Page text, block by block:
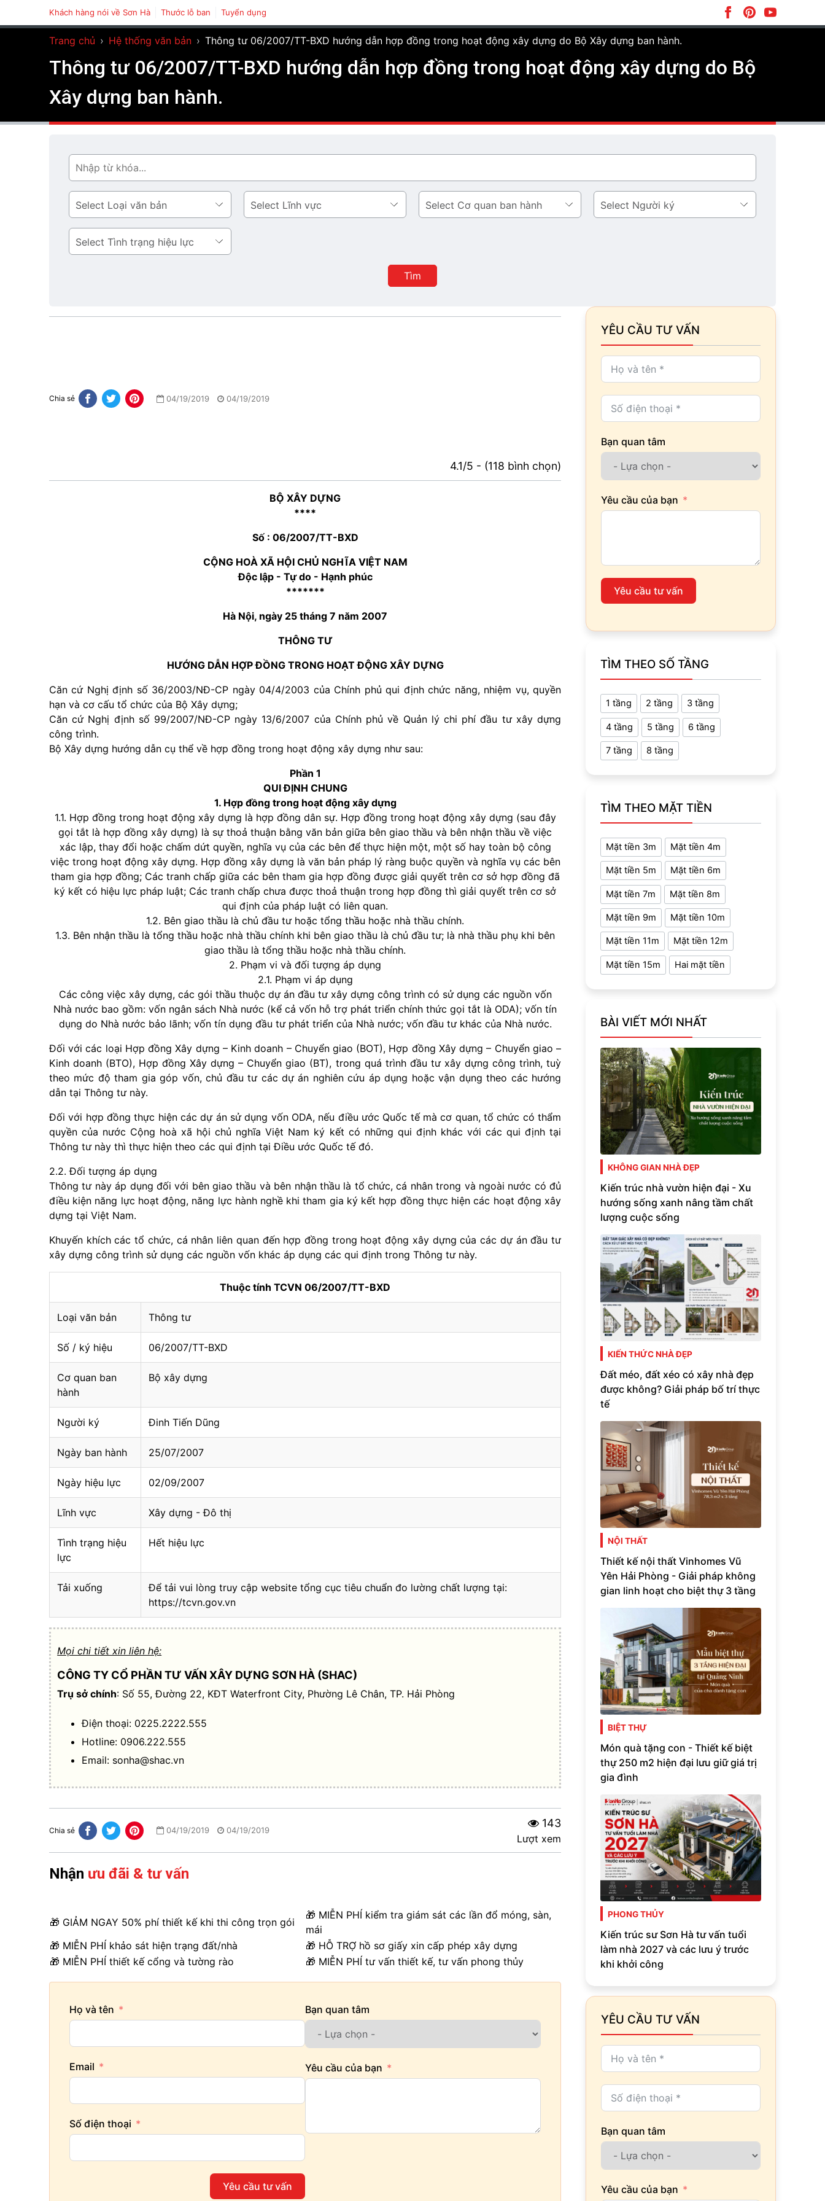
Khách hàng nói về Sơn Hà Thước lỗ ban Tuyển dụng
Trang chủ › Hệ thống văn bản › Thông tư 06/2007/TT-BXD hướng dẫn hợp đồng trong hoạt động xây dựng do Bộ Xây dựng ban hành.
Thông tư 06/2007/TT-BXD hướng dẫn hợp đồng trong hoạt động xây dựng do Bộ
Xây dựng ban hành.
Tìm
Loại
văn
bản
Lĩnh
vực
Cơ
quan
Người
ký
Tình
trạng
Tìm
Chia sẻ 04/19/2019 04/19/2019
4.1/5 - (118 bình chọn)
BỘ XÂY DỰNG
****
Số : 06/2007/TT-BXD
CỘNG HOÀ XÃ HỘI CHỦ NGHĨA VIỆT NAM
Độc lập - Tự do - Hạnh phúc
*******
Hà Nội, ngày 25 tháng 7 năm 2007
THÔNG TƯ
HƯỚNG DẪN HỢP ĐỒNG TRONG HOẠT ĐỘNG XÂY DỰNG
Căn cứ Nghị định số 36/2003/NĐ-CP ngày 04/4/2003 của Chính phủ qui định chức năng, nhiệm vụ, quyền
hạn và cơ cấu tổ chức của Bộ Xây dựng;
Căn cứ Nghị định số 99/2007/NĐ-CP ngày 13/6/2007 của Chính phủ về Quản lý chi phí đầu tư xây dựng
công trình.
Bộ Xây dựng hướng dẫn cụ thể về hợp đồng trong hoạt động xây dựng như sau:
Phần 1
QUI ĐỊNH CHUNG
1. Hợp đồng trong hoạt động xây dựng
1.1. Hợp đồng trong hoạt động xây dựng là hợp đồng dân sự. Hợp đồng trong hoạt động xây dựng (sau đây
gọi tắt là hợp đồng xây dựng) là sự thoả thuận bằng văn bản giữa bên giao thầu và bên nhận thầu về việc
xác lập, thay đổi hoặc chấm dứt quyền, nghĩa vụ của các bên để thực hiện một, một số hay toàn bộ công
việc trong hoạt động xây dựng. Hợp đồng xây dựng là văn bản pháp lý ràng buộc quyền và nghĩa vụ các bên
tham gia hợp đồng; Các tranh chấp giữa các bên tham gia hợp đồng được giải quyết trên cơ sở hợp đồng đã
ký kết có hiệu lực pháp luật; Các tranh chấp chưa được thoả thuận trong hợp đồng thì giải quyết trên cơ sở
qui định của pháp luật có liên quan.
1.2. Bên giao thầu là chủ đầu tư hoặc tổng thầu hoặc nhà thầu chính.
1.3. Bên nhận thầu là tổng thầu hoặc nhà thầu chính khi bên giao thầu là chủ đầu tư; là nhà thầu phụ khi bên
giao thầu là tổng thầu hoặc nhà thầu chính.
2. Phạm vi và đối tượng áp dụng
2.1. Phạm vi áp dụng
Các công việc xây dựng, các gói thầu thuộc dự án đầu tư xây dựng công trình có sử dụng các nguồn vốn
Nhà nước bao gồm: vốn ngân sách Nhà nước (kể cả vốn hỗ trợ phát triển chính thức gọi tắt là ODA); vốn tín
dụng do Nhà nước bảo lãnh; vốn tín dụng đầu tư phát triển của Nhà nước; vốn đầu tư khác của Nhà nước.
Đối với các loại Hợp đồng Xây dựng – Kinh doanh – Chuyển giao (BOT), Hợp đồng Xây dựng – Chuyển giao –
Kinh doanh (BTO), Hợp đồng Xây dựng – Chuyển giao (BT), trong quá trình đầu tư xây dựng công trình, tuỳ
theo mức độ tham gia góp vốn, chủ đầu tư các dự án nghiên cứu áp dụng hoặc vận dụng theo các hướng
dẫn tại Thông tư này.
Đối với hợp đồng thực hiện các dự án sử dụng vốn ODA, nếu điều ước Quốc tế mà cơ quan, tổ chức có thẩm
quyền của nước Cộng hoà xã hội chủ nghĩa Việt Nam ký kết có những qui định khác với các qui định tại
Thông tư này thì thực hiện theo các qui định tại Điều ước Quốc tế đó.
2.2. Đối tượng áp dụng
Thông tư này áp dụng đối với bên giao thầu và bên nhận thầu là tổ chức, cá nhân trong và ngoài nước có đủ
điều kiện năng lực hoạt động, năng lực hành nghề khi tham gia ký kết hợp đồng thực hiện các hoạt động xây
dựng tại Việt Nam.
Khuyến khích các tổ chức, cá nhân liên quan đến hợp đồng trong hoạt động xây dựng của các dự án đầu tư
xây dựng công trình sử dụng các nguồn vốn khác áp dụng các qui định trong Thông tư này.
Thuộc tính TCVN 06/2007/TT-BXD
Loại văn bản Thông tư
Số / ký hiệu 06/2007/TT-BXD
Cơ quan ban
hành
Bộ xây dựng
Người ký Đinh Tiến Dũng
Ngày ban hành 25/07/2007
Ngày hiệu lực 02/09/2007
Lĩnh vực Xây dựng - Đô thị
Tình trạng hiệu
lực
Hết hiệu lực
Tải xuống
Để tải vui lòng truy cập website tổng cục tiêu chuẩn đo lường chất lượng tại:
https://tcvn.gov.vn
Mọi chi tiết xin liên hệ:
CÔNG TY CỔ PHẦN TƯ VẤN XÂY DỰNG SƠN HÀ (SHAC)
Trụ sở chính: Số 55, Đường 22, KĐT Waterfront City, Phường Lê Chân, TP. Hải Phòng
Điện thoại: 0225.2222.555
Hotline: 0906.222.555
Email: sonha@shac.vn
Chia sẻ 04/19/2019 04/19/2019
143
Lượt xem
Nhận ưu đãi & tư vấn
🎁 GIẢM NGAY 50% phí thiết kế khi thi công trọn gói
🎁 MIỄN PHÍ kiểm tra giám sát các lần đổ móng, sàn,
mái
🎁 MIỄN PHÍ khảo sát hiện trạng đất/nhà
🎁 HỖ TRỢ hồ sơ giấy xin cấp phép xây dựng
🎁 MIỄN PHÍ thiết kế cổng và tường rào
🎁 MIỄN PHÍ tư vấn thiết kế, tư vấn phong thủy
Họ và tên
Email
Số điện thoại
Yêu cầu tư vấn
Bạn quan tâm
Yêu cầu của bạn
YÊU CẦU TƯ VẤN
Bạn quan tâm
Yêu cầu của bạn
Yêu cầu tư vấn
TÌM THEO SỐ TẦNG
1 tầng 2 tầng 3 tầng
4 tầng 5 tầng 6 tầng
7 tầng 8 tầng
TÌM THEO MẶT TIỀN
Mặt tiền 3m Mặt tiền 4m
Mặt tiền 5m Mặt tiền 6m
Mặt tiền 7m Mặt tiền 8m
Mặt tiền 9m Mặt tiền 10m
Mặt tiền 11m Mặt tiền 12m
Mặt tiền 15m Hai mặt tiền
BÀI VIẾT MỚI NHẤT
KHÔNG GIAN NHÀ ĐẸP
Kiến trúc nhà vườn hiện đại - Xu
hướng sống xanh nâng tầm chất
lượng cuộc sống
KIẾN THỨC NHÀ ĐẸP
Đất méo, đất xéo có xây nhà đẹp
được không? Giải pháp bố trí thực
tế
NỘI THẤT
Thiết kế nội thất Vinhomes Vũ
Yên Hải Phòng - Giải pháp không
gian linh hoạt cho biệt thự 3 tầng
BIỆT THỰ
Món quà tặng con - Thiết kế biệt
thự 250 m2 hiện đại lưu giữ giá trị
gia đình
PHONG THỦY
Kiến trúc sư Sơn Hà tư vấn tuổi
làm nhà 2027 và các lưu ý trước
khi khởi công
YÊU CẦU TƯ VẤN
Bạn quan tâm
Yêu cầu của bạn